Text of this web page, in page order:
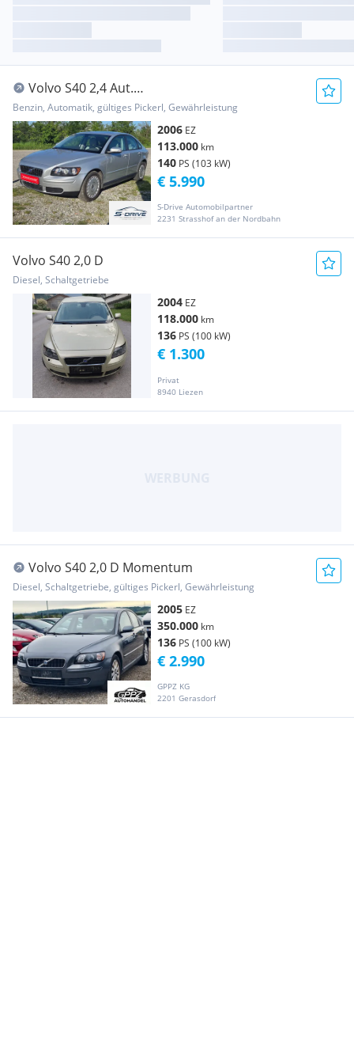
Volvo S40 2,4 Aut.
Geartronic*Eintausch*Finanzierung*
Benzin, Automatik, gültiges Pickerl, Gewährleistung
2006 EZ
113.000 km
140 PS (103 kW)
S-Drive Automobilpartner
2231 Strasshof an der Nordbahn
€ 5.990
Volvo S40 2,0 D
Diesel, Schaltgetriebe
2004 EZ
118.000 km
136 PS (100 kW)
Privat
8940 Liezen
€ 1.300
Volvo S40 2,0 D Momentum
Diesel, Schaltgetriebe, gültiges Pickerl, Gewährleistung
2005 EZ
350.000 km
136 PS (100 kW)
GPPZ KG
2201 Gerasdorf
€ 2.990